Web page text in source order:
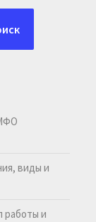
виды и
работы и